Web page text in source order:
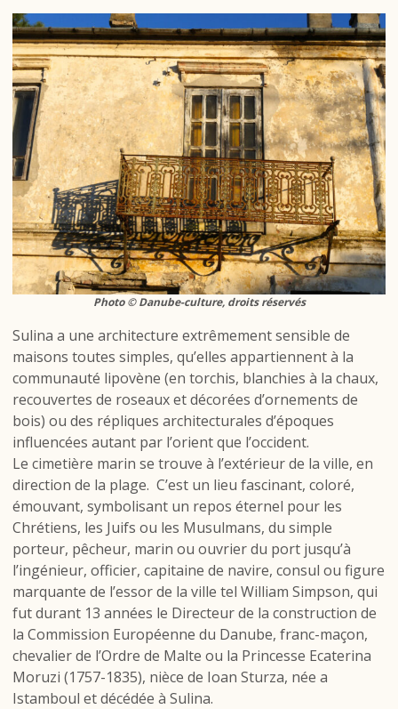
Photo © Danube-culture, droits réservés
Sulina a une architecture extrêmement sensible de
maisons toutes simples, qu’elles appartiennent à la
communauté lipovène (en torchis, blanchies à la chaux,
recouvertes de roseaux et décorées d’ornements de
bois) ou des répliques architecturales d’époques
influencées autant par l’orient que l’occident.
Le cimetière marin se trouve à l’extérieur de la ville, en
direction de la plage. C’est un lieu fascinant, coloré,
émouvant, symbolisant un repos éternel pour les
Chrétiens, les Juifs ou les Musulmans, du simple
porteur, pêcheur, marin ou ouvrier du port jusqu’à
l’ingénieur, officier, capitaine de navire, consul ou figure
marquante de l’essor de la ville tel William Simpson, qui
fut durant 13 années le Directeur de la construction de
la Commission Européenne du Danube, franc-maçon,
chevalier de l’Ordre de Malte ou la Princesse Ecaterina
Moruzi (1757-1835), nièce de Ioan Sturza, née a
Istamboul et décédée à Sulina.